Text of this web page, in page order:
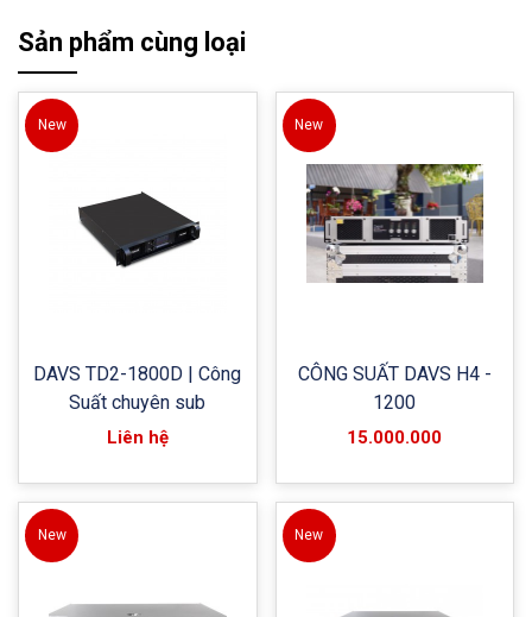
Sản phẩm cùng loại
New
DAVS TD2-1800D | Công
Suất chuyên sub
Liên hệ
New
CÔNG SUẤT DAVS H4 -
1200
15.000.000
New New